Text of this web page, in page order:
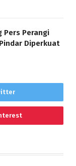
Pers Perangi
Diperkuat